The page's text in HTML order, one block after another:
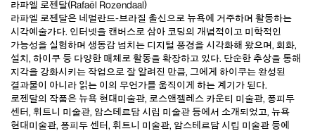
라파엘 로젠달(Rafaël Rozendaal)
라파엘 로젠달은 네덜란드-브라질 출신으로 뉴욕에 거주하며 활동하는
시각예술가다. 인터넷을 캔버스로 삼아 코딩의 개념적이고 미학적인
가능성을 실험하며 생동감 넘치는 디지털 풍경을 시각화해 왔으며, 회화,
설치, 하이쿠 등 다양한 매체로 활동을 확장하고 있다. 단순한 추상을 통해
지각을 강화시키는 작업으로 잘 알려진 만큼, 그에게 하이쿠는 완성된
결과물이 아니라 읽는 이의 무언가를 움직이게 하는 계기가 된다.
로젠달의 작품은 뉴욕 현대미술관, 로스앤젤레스 카운티 미술관, 퐁피두
센터, 휘트니 미술관, 암스테르담 시립 미술관 등에서 소개되었고, 뉴욕
현대미술관, 퐁피두 센터, 휘트니 미술관, 암스테르담 시립 미술관 등에